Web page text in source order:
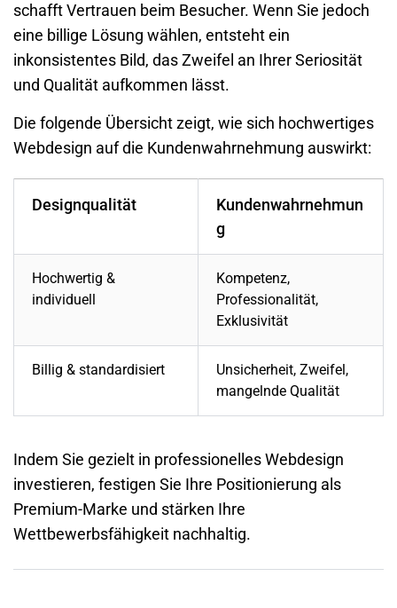
schafft Vertrauen beim Besucher. Wenn Sie jedoch
eine billige Lösung wählen, entsteht ein
inkonsistentes Bild, das Zweifel an Ihrer Seriosität
und Qualität aufkommen lässt.
Die folgende Übersicht zeigt, wie sich hochwertiges
Webdesign auf die Kundenwahrnehmung auswirkt:
Designqualität
Kundenwahrnehmun
g
Hochwertig &
individuell
Kompetenz,
Professionalität,
Exklusivität
Billig & standardisiert
Unsicherheit, Zweifel,
mangelnde Qualität
Indem Sie gezielt in professionelles Webdesign
investieren, festigen Sie Ihre Positionierung als
Premium-Marke und stärken Ihre
Wettbewerbsfähigkeit nachhaltig.